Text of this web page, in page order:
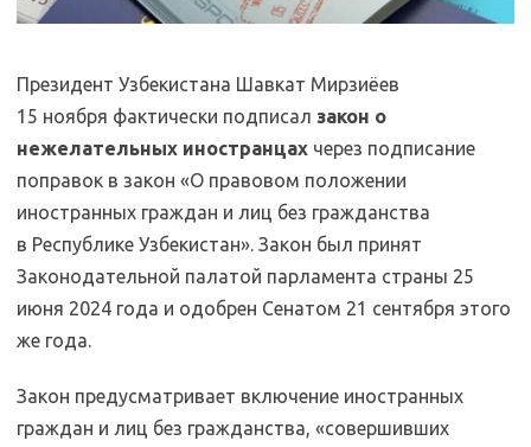
Президент Узбекистана Шавкат Мирзиёев
15 ноября фактически подписал закон о
нежелательных иностранцах через подписание
поправок в закон «О правовом положении
иностранных граждан и лиц без гражданства
в Республике Узбекистан». Закон был принят
Законодательной палатой парламента страны 25
июня 2024 года и одобрен Сенатом 21 сентября этого
же года.
Закон предусматривает включение иностранных
граждан и лиц без гражданства, «совершивших